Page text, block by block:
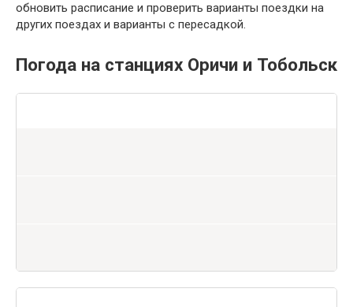
обновить расписание и проверить варианты поездки на
других поездах и варианты с пересадкой.
Погода на станциях Оричи и Тобольск